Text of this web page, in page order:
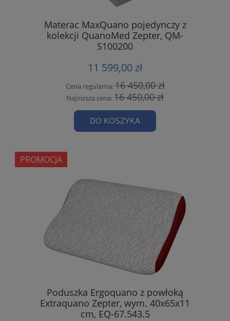
Materac MaxQuano pojedynczy z
kolekcji QuanoMed Zepter, QM-
S100200
11 599,00 zł
Cena regularna:16 450,00 zł
Najniższa cena:16 450,00 zł
DO KOSZYKA
Poduszka Ergoquano z powłoką
Extraquano Zepter, wym. 40x65x11
cm, EQ-67.543.5
PROMOCJA